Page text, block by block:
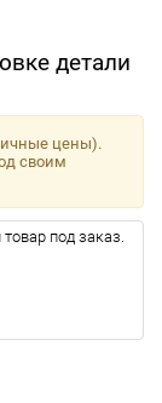
детали
цены).
своим
под заказ.